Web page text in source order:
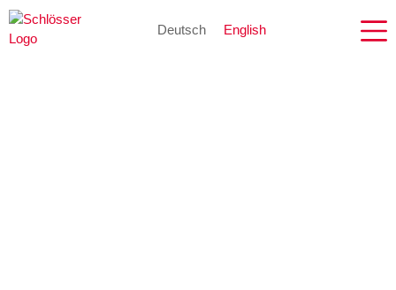
Deutsch English